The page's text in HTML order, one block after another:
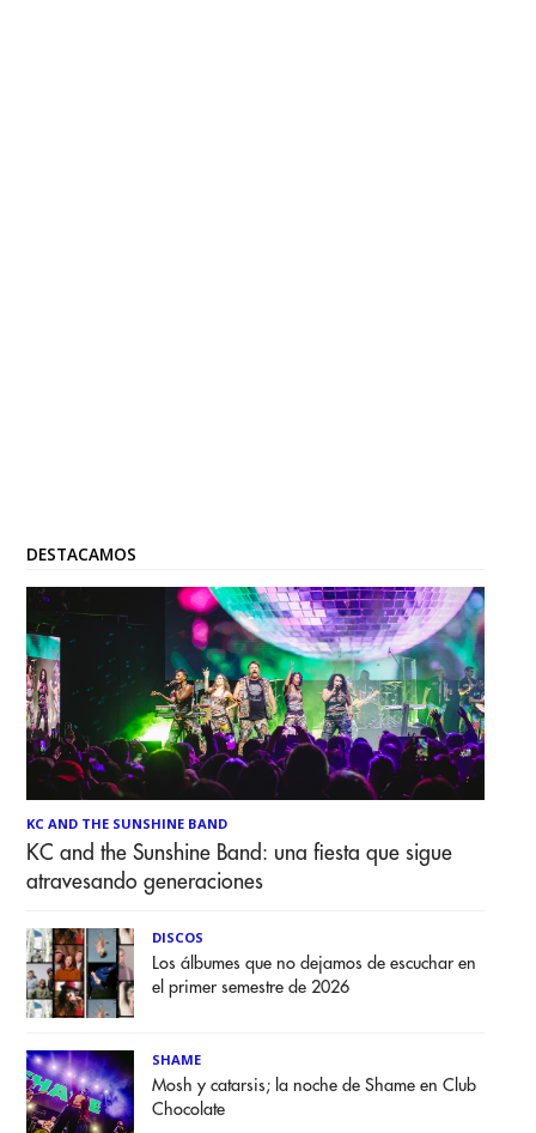
DESTACAMOS
KC AND THE SUNSHINE BAND
KC and the Sunshine Band: una fiesta que sigue
atravesando generaciones
DISCOS
Los álbumes que no dejamos de escuchar en
el primer semestre de 2026
SHAME
Mosh y catarsis; la noche de Shame en Club
Chocolate